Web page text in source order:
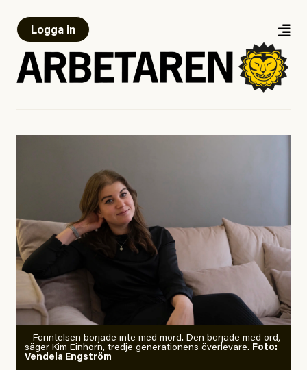
Logga in
– Förintelsen började inte med mord. Den började med ord,
säger Kim Einhorn, tredje generationens överlevare. Foto:
Vendela Engström